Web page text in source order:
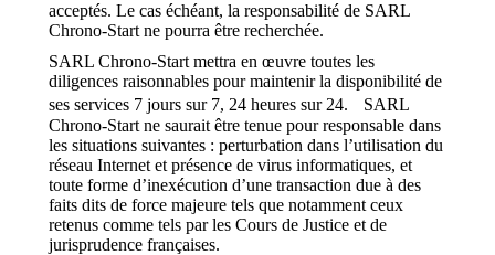
acceptés. Le cas échéant, la responsabilité de SARL
Chrono-Start ne pourra être recherchée.
SARL Chrono-Start mettra en œuvre toutes les
diligences raisonnables pour maintenir la disponibilité de
ses services 7 jours sur 7, 24 heures sur 24. SARL
Chrono-Start ne saurait être tenue pour responsable dans
les situations suivantes : perturbation dans l’utilisation du
réseau Internet et présence de virus informatiques, et
toute forme d’inexécution d’une transaction due à des
faits dits de force majeure tels que notamment ceux
retenus comme tels par les Cours de Justice et de
jurisprudence françaises.